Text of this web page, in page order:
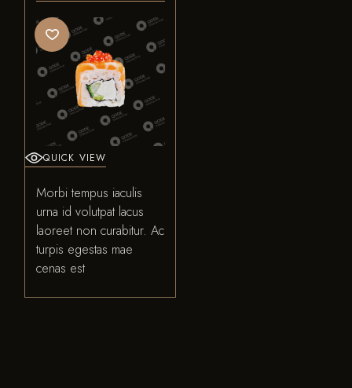
QUICK VIEW
Morbi tempus iaculis
urna id volutpat lacus
laoreet non curabitur. Ac
turpis egestas mae
cenas est